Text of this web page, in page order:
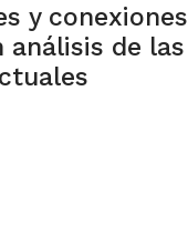
y conexiones
análisis de las